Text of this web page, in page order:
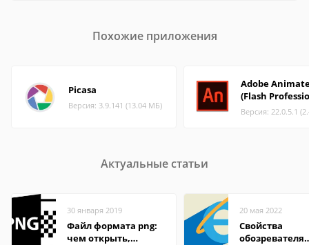
Похожие приложения
Picasa
Версия: 3.9.141 (13.04 МБ)
Adobe
(Flash
Версия: 22.0.5.1
Актуальные статьи
30 января 2019
Файл формата png:
чем открыть,
20 мая 2022
Свойства
обозревателя